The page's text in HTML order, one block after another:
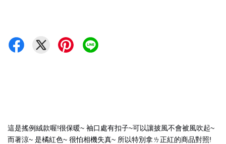
這是搖例絨款喔!很保暖~ 袖口處有扣子~可以讓披風不會被風吹起~
而著涼~ 是橘紅色~ 很怕相機失真~ 所以特別拿ㄌ正紅的商品對照!